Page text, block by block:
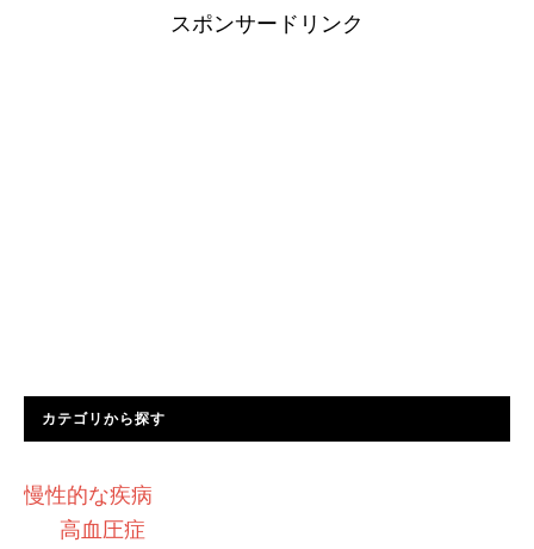
スポンサードリンク
カテゴリから探す
慢性的な疾病
高血圧症